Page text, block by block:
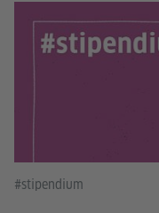
#stipendium